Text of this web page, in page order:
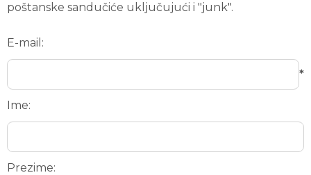
poštanske sandučiće uključujući i "junk".
E-mail:
*
Ime:
Prezime: